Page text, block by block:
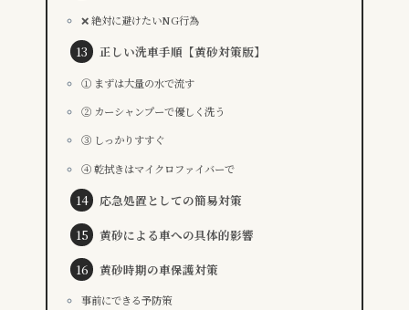
❌ 絶対に避けたいNG行為
正しい洗車手順【黄砂対策版】
① まずは大量の水で流す
② カーシャンプーで優しく洗う
③ しっかりすすぐ
④ 乾拭きはマイクロファイバーで
応急処置としての簡易対策
黄砂による車への具体的影響
黄砂時期の車保護対策
事前にできる予防策